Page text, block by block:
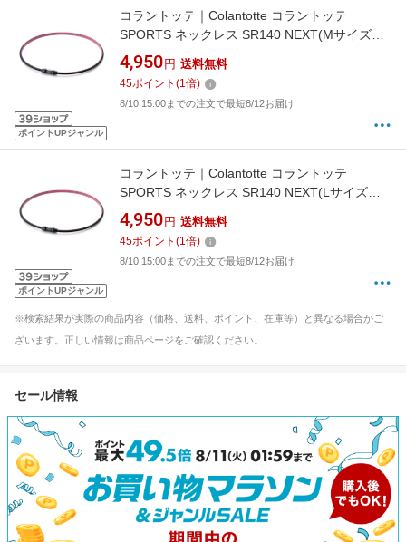
ポイントUPジャンル
コラントッテ｜Colantotte コラントッテ
SPORTS ネックレス SR140 NEXT(Mサイズ：
47cm) ピンク×ブラック DBAAD2613
4,950 円 送料無料
45ポイント (1倍)
8/10 15:00までの注文で最短8/12お届け
ポイントUPジャンル
コラントッテ｜Colantotte コラントッテ
SPORTS ネックレス SR140 NEXT(Lサイズ：
51cm) ピンク×ブラック DBAAD2614
4,950 円 送料無料
45ポイント (1倍)
8/10 15:00までの注文で最短8/12お届け
※検索結果が実際の商品内容（価格、送料、ポイント、在庫等）と異なる場合がご
ざいます。正しい情報は商品ページをご確認ください。
セール情報